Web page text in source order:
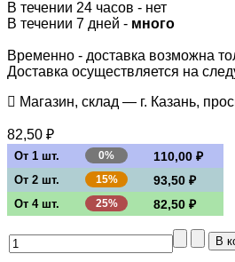
В течении 24 часов - нет
В течении 7 дней - много
Временно - доставка возможна
Доставка осуществляется на
Магазин, склад — г. Казань,
82,50 ₽
От 1 шт. 0% 110,00 ₽
От 2 шт. 15% 93,50 ₽
От 4 шт. 25% 82,50 ₽